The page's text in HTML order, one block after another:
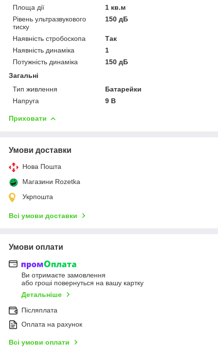
Площа дії
1 кв.м
Рівень ультразвукового
тиску
150 дБ
Наявність стробоскопа
Так
Наявність динаміка
1
Потужність динаміка
150 дБ
Загальні
Тип живлення
Батарейки
Напруга
9 В
Приховати
Умови доставки
Нова Пошта
Магазини Rozetka
Укрпошта
Всі умови доставки
Умови оплати
Ви отримаєте замовлення
або гроші повернуться на вашу картку
Детальніше
Післяплата
Оплата на рахунок
Всі умови оплати